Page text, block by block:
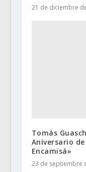
21 de diciembre
Tomás
Aniversario
Encamisá»
23 de septiembre